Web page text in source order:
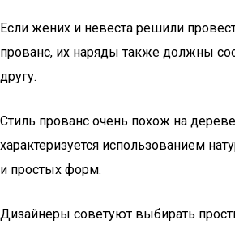
Если жених и невеста решили
прованс, их наряды также должны
другу.
Стиль прованс очень похож на
характеризуется использованием
и простых форм.
Дизайнеры советуют выбирать